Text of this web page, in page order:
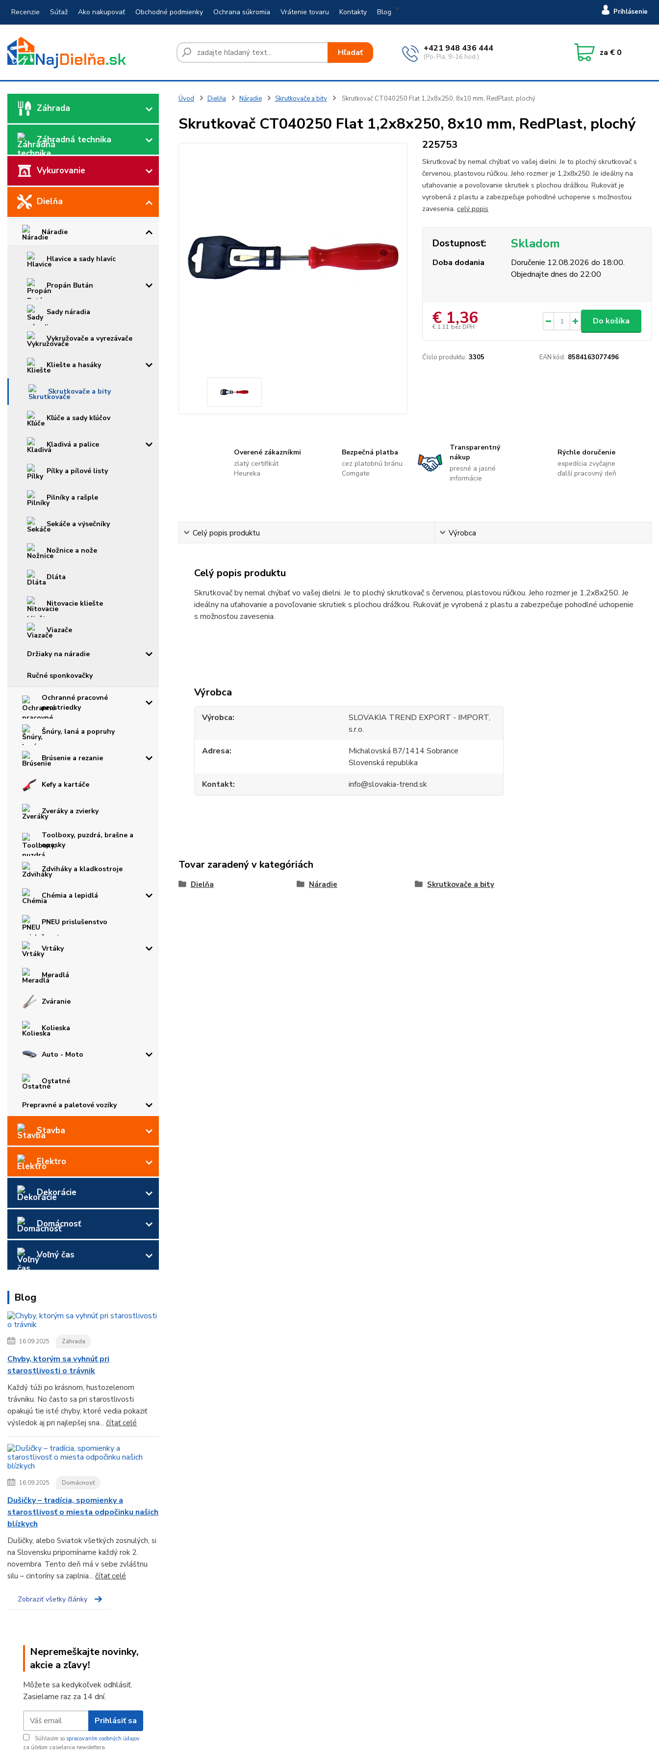
Recenzie Súťaž Ako nakupovať Obchodné podmienky Ochrana súkromia Vrátenie tovaru Kontakty Blog Prihlásenie
Hľadať +421 948 436 444
(Po-Pia, 9-16 hod.) za € 0
Záhrada
Záhradná technika
Vykurovanie
Dielňa
Náradie
Hlavice a sady hlavíc
Propán Bután
Sady náradia
Vykružovače a vyrezávače
Kliešte a hasáky
Skrutkovače a bity
Kľúče a sady kľúčov
Kladivá a palice
Pílky a pílové listy
Pilníky a rašple
Sekáče a výsečníky
Nožnice a nože
Dláta
Nitovacie kliešte
Viazače
Držiaky na náradie
Ručné sponkovačky
Ochranné pracovné
prostriedky
Šnúry, laná a popruhy
Brúsenie a rezanie
Kefy a kartáče
Zveráky a zvierky
Toolboxy, puzdrá, brašne a
opasky
Zdviháky a kladkostroje
Chémia a lepidlá
PNEU prislušenstvo
Vrtáky
Meradlá
Zváranie
Kolieska
Auto - Moto
Ostatné
Prepravné a paletové vozíky
Stavba
Elektro
Dekorácie
Domácnosť
Voľný čas
Blog
16.09.2025 Záhrada
Chyby, ktorým sa vyhnúť pri
starostlivosti o trávnik
Každý túži po krásnom, hustozelenom
trávniku. No často sa pri starostlivosti
opakujú tie isté chyby, ktoré vedia pokaziť
výsledok aj pri najlepšej sna... čítať celé
16.09.2025 Domácnosť
Dušičky – tradícia, spomienky a
starostlivosť o miesta odpočinku našich
blízkych
Dušičky, alebo Sviatok všetkých zosnulých, si
na Slovensku pripomíname každý rok 2.
novembra. Tento deň má v sebe zvláštnu
silu – cintoríny sa zaplnia... čítať celé
Zobraziť všetky články
Nepremeškajte novinky,
akcie a zľavy!
Môžete sa kedykoľvek odhlásiť.
Zasielame raz za 14 dní.
Prihlásiť sa
Súhlasím so spracovaním osobných údajov
za účelom zasielania newslettera.
Úvod Dielňa Náradie Skrutkovače a bity Skrutkovač CT040250 Flat 1,2x8x250, 8x10 mm, RedPlast, plochý
Skrutkovač CT040250 Flat 1,2x8x250, 8x10 mm, RedPlast, plochý
225753
Skrutkovač by nemal chýbať vo vašej dielni. Je to plochý skrutkovač s
červenou, plastovou rúčkou. Jeho rozmer je 1,2x8x250. Je ideálny na
uťahovanie a povoľovanie skrutiek s plochou drážkou. Rukoväť je
vyrobená z plastu a zabezpečuje pohodlné uchopenie s možnosťou
zavesenia.celý popis
Dostupnosť: Skladom
Doba dodania
Doručenie 12.08.2026 do 18:00.
Objednajte dnes do 22:00
€ 1,36
€ 1,11 bez DPH
Do košíka
Číslo produktu: 3305 EAN kód: 8584163077496
Overené zákazníkmi
zlatý certifikát
Heureka
Bezpečná platba
cez platobnú bránu
Comgate
Transparentný
nákup
presné a jasné
informácie
Rýchle doručenie
expedícia zvyčajne
ďalší pracovný deň
Celý popis produktu Výrobca
Celý popis produktu
Skrutkovač by nemal chýbať vo vašej dielni. Je to plochý skrutkovač s červenou, plastovou rúčkou. Jeho rozmer je 1,2x8x250. Je
ideálny na uťahovanie a povoľovanie skrutiek s plochou drážkou. Rukoväť je vyrobená z plastu a zabezpečuje pohodlné uchopenie
s možnosťou zavesenia.
Výrobca
Výrobca
SLOVAKIA TREND EXPORT - IMPORT,
s.r.o.
Adresa
Michalovská 87/1414 Sobrance
Slovenská republika
Kontakt
info@slovakia-trend.sk
Tovar zaradený v kategóriách
Dielňa Náradie Skrutkovače a bity